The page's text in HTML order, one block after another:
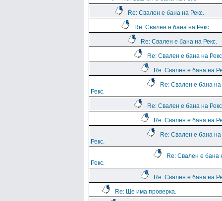
Re: Свален е бана на Рекс.
Re: Свален е бана на Рекс.
Re: Свален е бана на Рекс.
Re: Свален е бана на
Re: Свален е бана на
Re: Свален е бана на
Рекс.
Re: Свален е бана на
Re: Свален е бана на
Re: Свален е бана на
Рекс.
Re: Свален е бана
Рекс.
Re: Свален е бана на
Re: Ще има проверка.